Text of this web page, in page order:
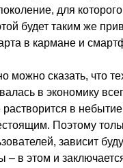
для
будет таким же
в кармане и
можно сказать, что
в экономику
растворится в
Поэтому
зависит
– в этом и